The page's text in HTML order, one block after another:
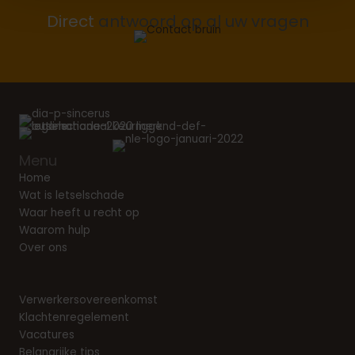
Direct antwoord op al uw vragen
Menu
Home
Wat is letselschade
Waar heeft u recht op
Waarom hulp
Over ons
Verwerkersovereenkomst
Klachtenregelement
Vacatures